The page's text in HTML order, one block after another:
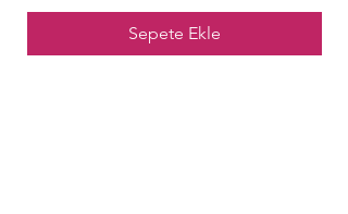
Sepete Ekle